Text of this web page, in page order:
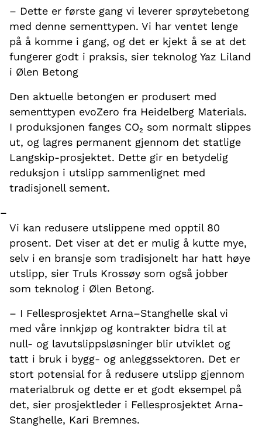
– Dette er første gang vi leverer sprøytebetong
med denne sementtypen. Vi har ventet lenge
på å komme i gang, og det er kjekt å se at det
fungerer godt i praksis, sier teknolog Yaz Liland
i Ølen Betong
Den aktuelle betongen er produsert med
sementtypen evoZero fra Heidelberg Materials.
I produksjonen fanges CO₂ som normalt slippes
ut, og lagres permanent gjennom det statlige
Langskip-prosjektet. Dette gir en betydelig
reduksjon i utslipp sammenlignet med
tradisjonell sement.
–
Vi kan redusere utslippene med opptil 80
prosent. Det viser at det er mulig å kutte mye,
selv i en bransje som tradisjonelt har hatt høye
utslipp, sier Truls Krossøy som også jobber
som teknolog i Ølen Betong.
– I Fellesprosjektet Arna–Stanghelle skal vi
med våre innkjøp og kontrakter bidra til at
null- og lavutslippsløsninger blir utviklet og
tatt i bruk i bygg- og anleggssektoren. Det er
stort potensial for å redusere utslipp gjennom
materialbruk og dette er et godt eksempel på
det, sier prosjektleder i Fellesprosjektet Arna-
Stanghelle, Kari Bremnes.